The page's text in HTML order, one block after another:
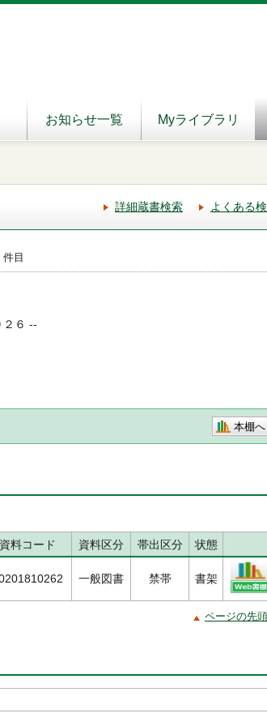
お知らせ一覧 Myライブラリ
詳細蔵書検索 よくある
目
２６ --
本棚へ
資料コード 資料区分 帯出区分 状態
一般図書 禁帯 書架
ページの先